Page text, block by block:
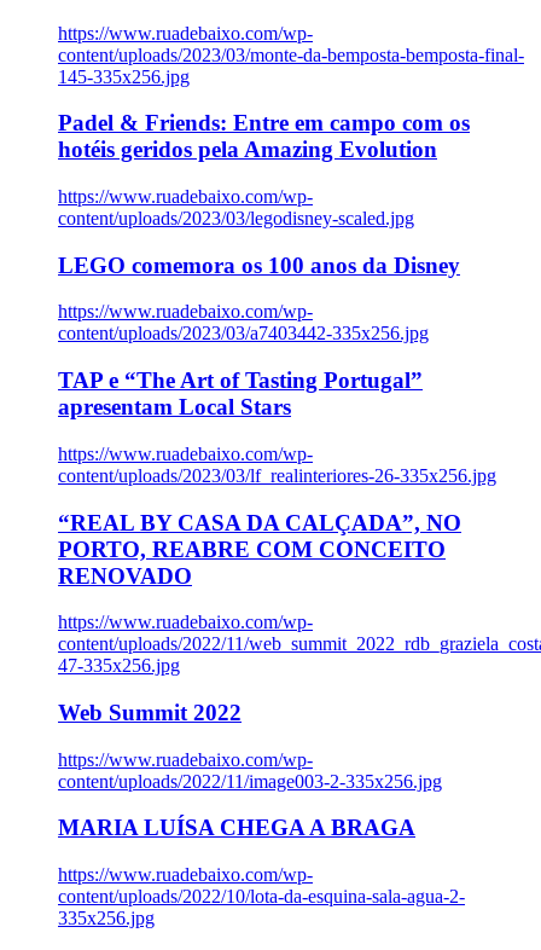
https://www.ruadebaixo.com/wp-
content/uploads/2023/03/monte-da-bemposta-bemposta-final-
145-335x256.jpg
Padel & Friends: Entre em campo com os
hotéis geridos pela Amazing Evolution
https://www.ruadebaixo.com/wp-
content/uploads/2023/03/legodisney-scaled.jpg
LEGO comemora os 100 anos da Disney
https://www.ruadebaixo.com/wp-
content/uploads/2023/03/a7403442-335x256.jpg
TAP e “The Art of Tasting Portugal”
apresentam Local Stars
https://www.ruadebaixo.com/wp-
content/uploads/2023/03/lf_realinteriores-26-335x256.jpg
“REAL BY CASA DA CALÇADA”, NO
PORTO, REABRE COM CONCEITO
RENOVADO
https://www.ruadebaixo.com/wp-
content/uploads/2022/11/
47-335x256.jpg
Web Summit 2022
https://www.ruadebaixo.com/wp-
content/uploads/2022/11/image003-2-335x256.jpg
MARIA LUÍSA CHEGA A BRAGA
https://www.ruadebaixo.com/wp-
content/uploads/2022/10/lota-da-esquina-sala-agua-2-
335x256.jpg